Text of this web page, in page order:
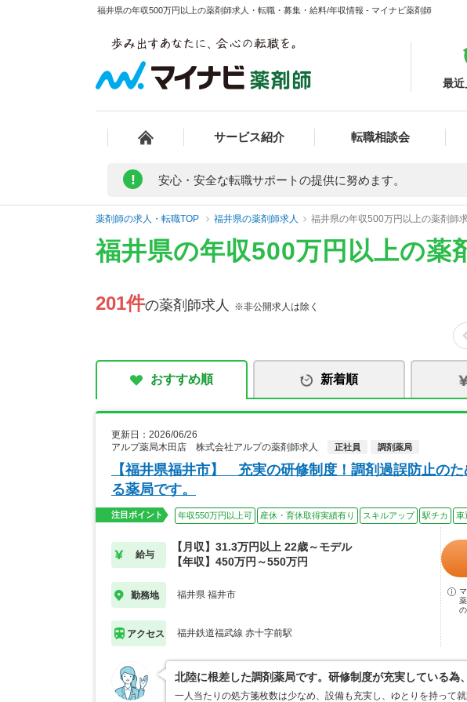
福井県の年収500万円以上の薬剤師求人・転職・募集・給料/年収情報 - マイナビ薬剤師
最近
サービス紹介 転職相談会
! 安心・安全な転職サポートの提供に努めます。
薬剤師の求人・転職TOP 福井県の薬剤師求人 福井県の年収500万円以上の薬剤師
福井県の年収500万円以上の薬
201件の薬剤師求人 ※非公開求人は除く
おすすめ順 新着順
更新日：2026/06/26
アルプ薬局木田店 株式会社アルプの薬剤師求人
正社員 調剤薬局
【福井県福井市】 充実の研修制度！調剤過誤防止の
る薬局です。
注目ポイント 年収550万円以上可 産休・育休取得実績有り スキルアップ 駅チカ 車
給与
【月収】31.3万円以上 22歳～モデル
【年収】450万円～550万円
勤務地 福井県 福井市
アクセス 福井鉄道福武線 赤十字前駅
北陸に根差した調剤薬局です。研修制度が充実している為
一人当たりの処方箋枚数は少なめ、設備も充実し、ゆとりを持って